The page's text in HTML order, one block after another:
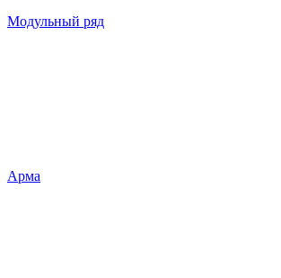
Модульный ряд
Арма